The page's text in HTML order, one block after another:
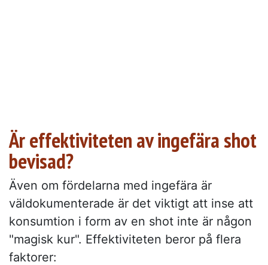
Är effektiviteten av ingefära shot
bevisad?
Även om fördelarna med ingefära är
väldokumenterade är det viktigt att inse att
konsumtion i form av en shot inte är någon
"magisk kur". Effektiviteten beror på flera
faktorer: